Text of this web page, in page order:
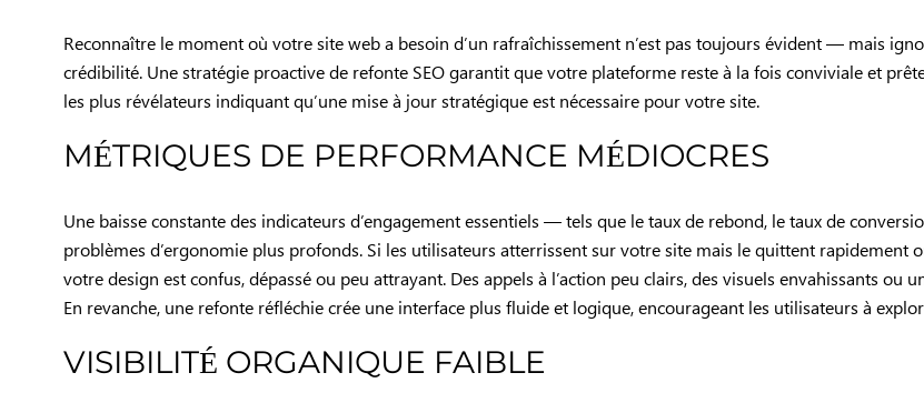
Reconnaître le moment où votre site web a besoin d’un rafraîchissement n’est pas toujours évident — mais
crédibilité. Une stratégie proactive de refonte SEO garantit que votre plateforme reste à la fois conviviale et
les plus révélateurs indiquant qu’une mise à jour stratégique est nécessaire pour votre site.
MÉTRIQUES DE PERFORMANCE MÉDIOCRES
Une baisse constante des indicateurs d’engagement essentiels — tels que le taux de rebond, le taux de
problèmes d’ergonomie plus profonds. Si les utilisateurs atterrissent sur votre site mais le quittent rapidement
votre design est confus, dépassé ou peu attrayant. Des appels à l’action peu clairs, des visuels envahissants
En revanche, une refonte réfléchie crée une interface plus fluide et logique, encourageant les utilisateurs à
VISIBILITÉ ORGANIQUE FAIBLE